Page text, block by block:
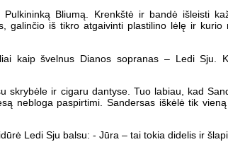
Bliumą. Krenkštė ir bandė išleisti
iš tikro atgaivinti plastilino lėlę ir kurio
kaip švelnus Dianos sopranas – Ledi Sju.
ir cigaru dantyse. Tuo labiau, kad
nebloga paspirtimi. Sandersas iškėlė tik
Ledi Sju balsu: - Jūra – tai tokia didelis ir